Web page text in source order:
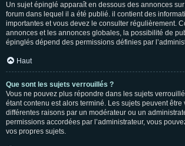
Un sujet épinglé apparaît en dessous des annonces
forum dans lequel il a été publié. il contient des
importantes et vous devez le consulter régulièrement.
annonces et les annonces globales, la possibilité de
épinglés dépend des permissions définies par
Haut
Que sont les sujets verrouillés ?
Vous ne pouvez plus répondre dans les sujets
étant contenu est alors terminé. Les sujets peuvent
différentes raisons par un modérateur ou un
permissions accordées par l’administrateur, vous
vos propres sujets.